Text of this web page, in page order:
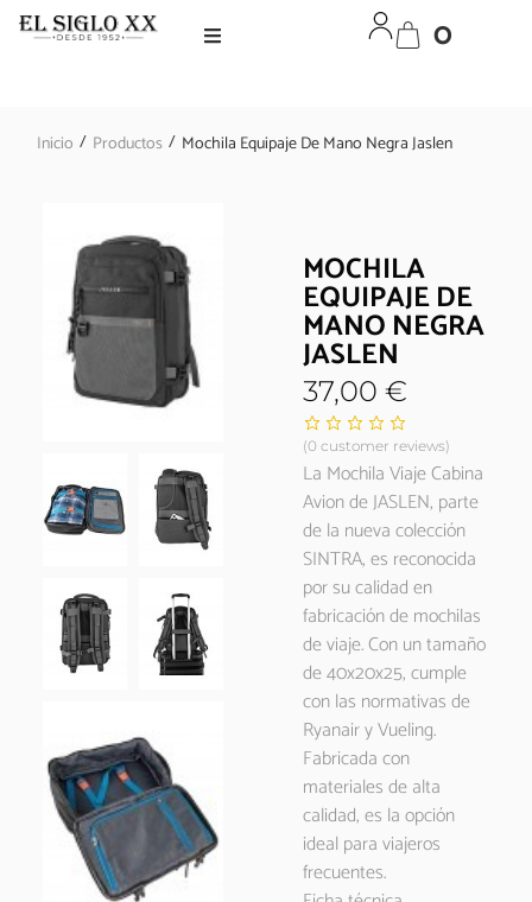
0
Inicio / Productos / Mochila Equipaje De Mano Negra Jaslen
MOCHILA
EQUIPAJE DE
MANO NEGRA
JASLEN
37,00€
(0 customer reviews)
La Mochila Viaje Cabina
Avion de JASLEN, parte
de la nueva colección
SINTRA, es reconocida
por su calidad en
fabricación de mochilas
de viaje. Con un tamaño
de 40x20x25, cumple
con las normativas de
Ryanair y Vueling.
Fabricada con
materiales de alta
calidad, es la opción
ideal para viajeros
frecuentes.